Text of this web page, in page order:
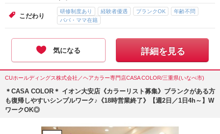
こだわり
研修制度あり 経験者優遇 ブランクOK
年齢不問
パパ・ママ在籍
気になる 詳細を見る
CUホールディングス株式会社／ヘアカラー専門店CASA COLOR/三重県(いなべ市)
＊CASA COLOR＊ イオン大安店《カラーリスト募集》ブランクがある方
も復帰しやすいシンプルワーク♪《18時営業終了》【週2日／1日4h～】W
ワークOK◎